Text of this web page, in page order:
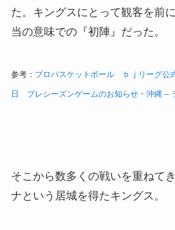
た。キングスにとって観客を前
当の意味での『初陣』だった。
参考： プロバスケットボール ｂｊリーグ公
日 プレシーズンゲームのお知らせ・沖縄 –
そこから数多くの戦いを重ねて
ナという居城を得たキングス。